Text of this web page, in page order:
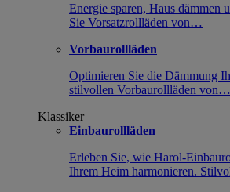
Energie sparen, Haus dämmen
Sie Vorsatzrollläden von…
Vorbaurollläden
Optimieren Sie die Dämmung
stilvollen Vorbaurollläden von…
Klassiker
Einbaurollläden
Erleben Sie, wie Harol-
Ihrem Heim harmonieren.